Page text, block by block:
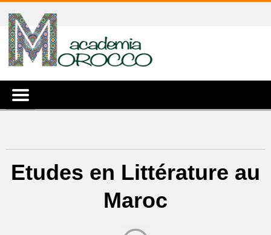
Etudes en Littérature au
Maroc